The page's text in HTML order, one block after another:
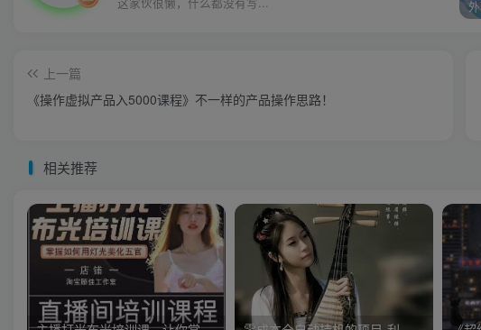
上一篇
《操作虚拟产品入5000课程》不一样的产品操作思路！
相关推荐